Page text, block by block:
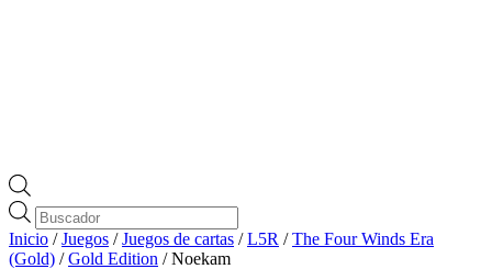
Búsqueda
de
productos
Inicio /Juegos /Juegos de cartas /L5R /The Four Winds Era
(Gold) /Gold Edition / Noekam